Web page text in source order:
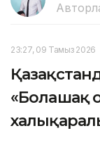
23:27, 09 Тамыз 2026
«Болашақ